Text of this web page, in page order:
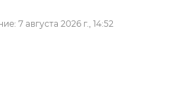
7 августа 2026 г., 14:52